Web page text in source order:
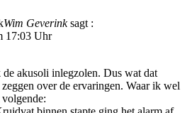
Wim Geverink sagt :
17:03 Uhr
de akusoli inlegzolen. Dus wat dat
over de ervaringen. Waar ik wel